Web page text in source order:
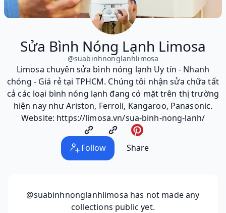
Sửa Bình Nóng Lạnh Limosa
@suabinhnonglanhlimosa
Limosa chuyên sửa bình nóng lạnh Uy tín - Nhanh
chóng - Giá rẻ tại TPHCM. Chúng tôi nhận sửa chữa tất
cả các loại bình nóng lạnh đang có mặt trên thị trường
hiện nay như Ariston, Ferroli, Kangaroo, Panasonic.
Website: https://limosa.vn/sua-binh-nong-lanh/
Follow Share
@suabinhnonglanhlimosa has not made any
collections public yet.